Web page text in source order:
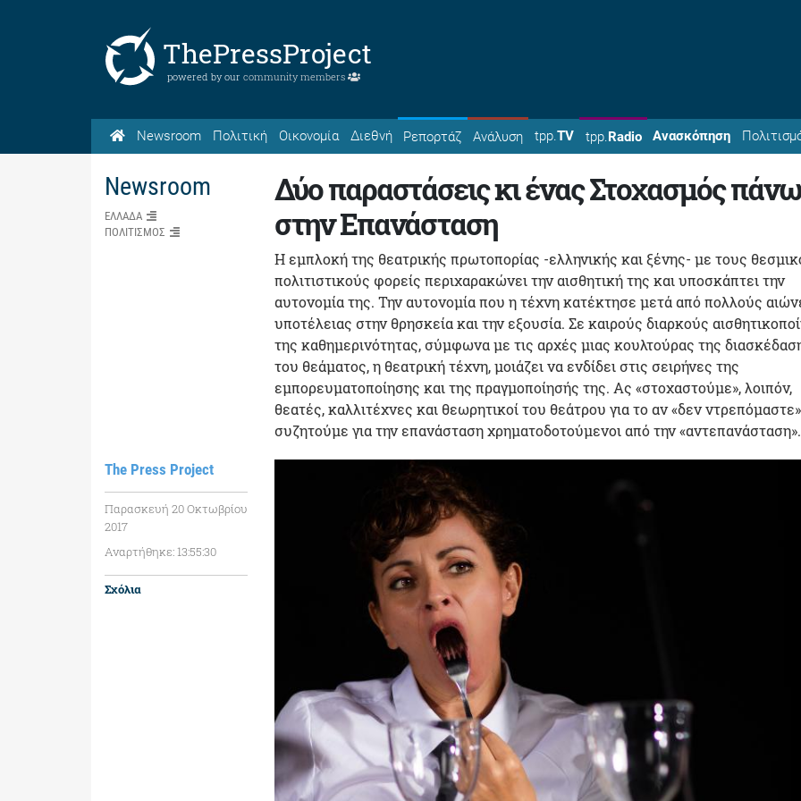
ThePressProject
powered by our community members
Newsroom Πολιτική Οικονομία Διεθνή Ρεπορτάζ Ανάλυση tpp.TV tpp.Radio Ανασκόπηση
Newsroom
ΕΛΛΑΔΑ
ΠΟΛΙΤΙΣΜΟΣ
The Press Project
Παρασκευή 20 Οκτωβρίου
2017
Αναρτήθηκε: 13:55:30
Σχόλια
Δύο παραστάσεις κι ένας Στοχασμός πάνω
στην Επανάσταση
Η εμπλοκή της θεατρικής πρωτοπορίας -ελληνικής και ξένης- με τους
πολιτιστικούς φορείς περιχαρακώνει την αισθητική της και υποσκάπτει την
αυτονομία της. Την αυτονομία που η τέχνη κατέκτησε μετά από πολλούς
υποτέλειας στην θρησκεία και την εξουσία. Σε καιρούς διαρκούς
της καθημερινότητας, σύμφωνα με τις αρχές μιας κουλτούρας της
του θεάματος, η θεατρική τέχνη, μοιάζει να ενδίδει στις σειρήνες της
εμπορευματοποίησης και της πραγμοποίησής της. Ας «στοχαστούμε», λοιπόν,
θεατές, καλλιτέχνες και θεωρητικοί του θεάτρου για το αν «δεν
συζητούμε για την επανάσταση χρηματοδοτούμενοι από την «αντεπανάσταση».